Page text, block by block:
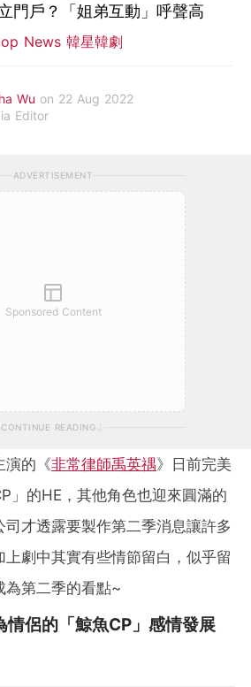
門戶？「姐弟互動」呼聲高
News 韓星韓劇
Wu on 22 Aug 2022
Editor
ADVERTISEMENT
Sponsored Content
CONTINUE READING
演的《非常律師禹英禑》日前完美
」的HE，其他角色也迎來圓滿的
才透露要製作第二季消息讓許多
上劇中其實有些情節留白，似乎留
為第二季的看點~
情侶的「鯨魚CP」感情發展